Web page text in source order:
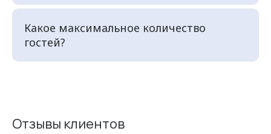
Какое максимальное количество
гостей?
Отзывы клиентов